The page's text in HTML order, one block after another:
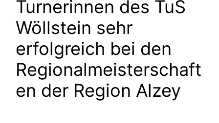
Turnerinnen des TuS
Wöllstein sehr
erfolgreich bei den
Regionalmeisterschaft
en der Region Alzey